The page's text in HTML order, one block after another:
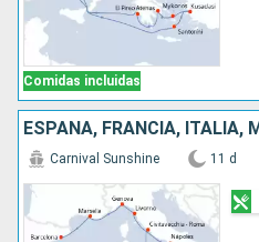
Comidas incluidas
Carnival Sunshine 11 d